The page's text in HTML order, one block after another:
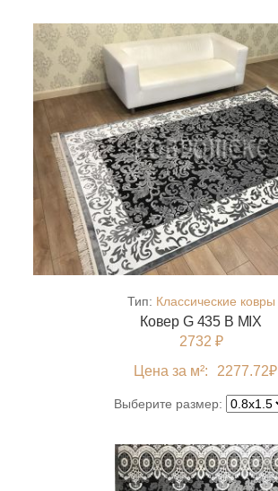
Тип: Классические ковры
Ковер G 435 B MIX
2732 ₽
Цена за м²:
2277.72₽
Выберите размер: